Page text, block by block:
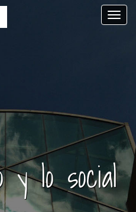
y lo social